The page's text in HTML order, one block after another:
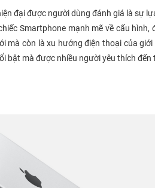
đại được người dùng đánh giá là sự
Smartphone mạnh mẽ về cấu hình,
mà còn là xu hướng điện thoại của
bật mà được nhiều người yêu thích đến